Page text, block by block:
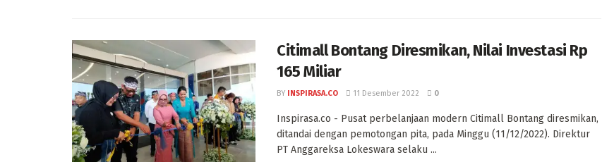
Citimall Bontang Diresmikan, Nilai Investasi Rp
165 Miliar
BY INSPIRASA.CO 11 Desember 2022 0
Inspirasa.co - Pusat perbelanjaan modern Citimall Bontang diresmikan,
ditandai dengan pemotongan pita, pada Minggu (11/12/2022). Direktur
PT Anggareksa Lokeswara selaku ...